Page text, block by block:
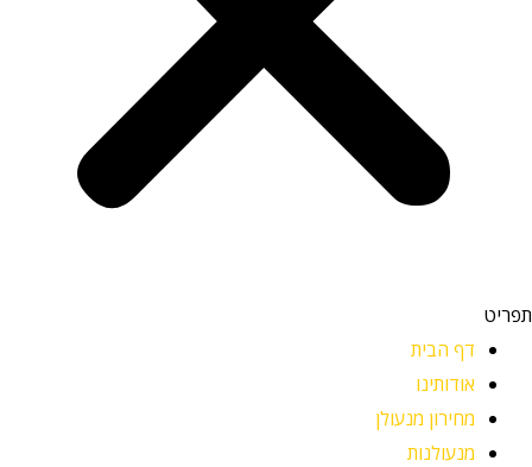
תפריט
דף הבית
אודותינו
מחירון מנעולן
מנעולנות